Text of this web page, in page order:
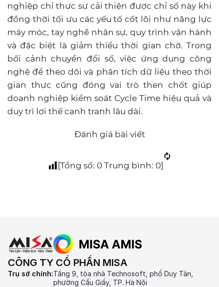
nghiệp chỉ thực sự cải thiện được chỉ số này khi
đồng thời tối ưu các yếu tố cốt lõi như năng lực
máy móc, tay nghề nhân sự, quy trình vận hành
và đặc biệt là giảm thiểu thời gian chờ. Trong
bối cảnh chuyển đổi số, việc ứng dụng công
nghệ để theo dõi và phân tích dữ liệu theo thời
gian thực cũng đóng vai trò then chốt giúp
doanh nghiệp kiểm soát Cycle Time hiệu quả và
duy trì lợi thế cạnh tranh lâu dài.
Đánh giá bài viết
[Tổng số: 0 Trung bình: 0]
CÔNG TY CỔ PHẦN MISA
Trụ sở chính:Tầng 9, tòa nhà Technosoft, phố Duy Tân,
phường Cầu Giấy, TP. Hà Nội